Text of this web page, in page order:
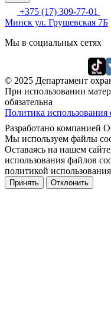
+375 (17) 309-77-01
Минск ул. Грушевская 7Б
Мы в социальных сетях
© 2025 Департамент
При использовании
обязательна
Политика использования
Разработано
Мы используем файлы
Оставаясь на нашем
использования файлов
политикой
Принять Отклонить